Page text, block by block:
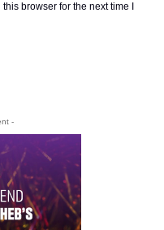
browser for the next time I
-